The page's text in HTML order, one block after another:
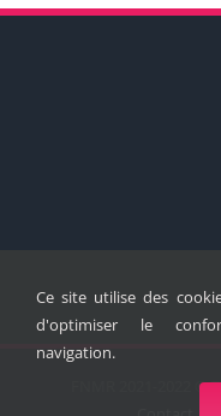
FNMR 2021-2022 ©
Ce site utilise des
d'optimiser le
navigation.